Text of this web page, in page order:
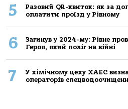
5
Разовий QR-квиток: як за
оплатити проїзд у Рівному
6
Загинув у 2024-му: Рівне
Героя, який поліг на війні
7
У хімічному цеху ХАЕС
операторів